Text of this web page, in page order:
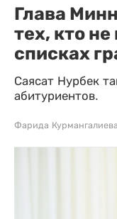
Глава
тех, кто
списках
Саясат Нурбек
абитуриентов.
Фарида Курмангалиева